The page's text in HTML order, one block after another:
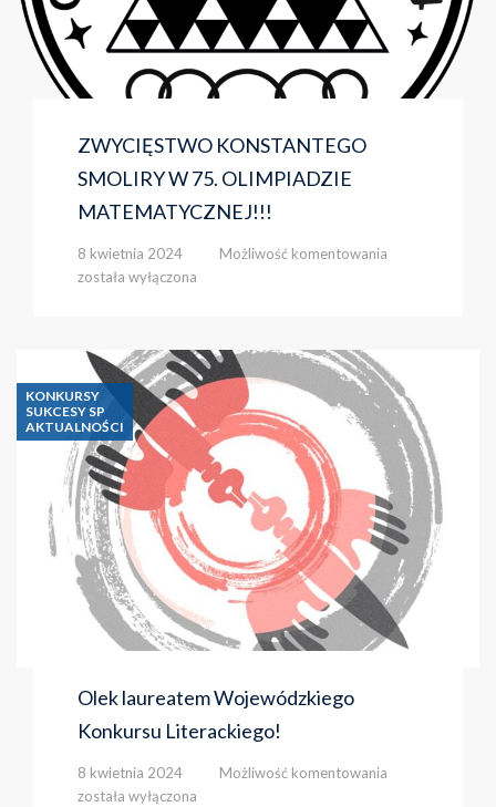
ZWYCIĘSTWO KONSTANTEGO
SMOLIRY W 75. OLIMPIADZIE
MATEMATYCZNEJ!!!
8 kwietnia 2024 Możliwość komentowania
została wyłączona
KONKURSY
SUKCESY SP
AKTUALNOŚCI
Olek laureatem Wojewódzkiego
Konkursu Literackiego!
8 kwietnia 2024 Możliwość komentowania
została wyłączona